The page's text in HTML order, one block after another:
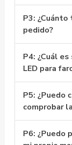
P3:
pedido?
P4: ¿Cuál
LED para
P5: ¿Puedo
comprobar
P6: ¿Puedo